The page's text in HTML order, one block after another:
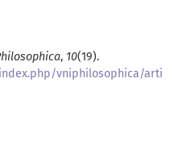
, 10(19).
vniphilosophica/arti